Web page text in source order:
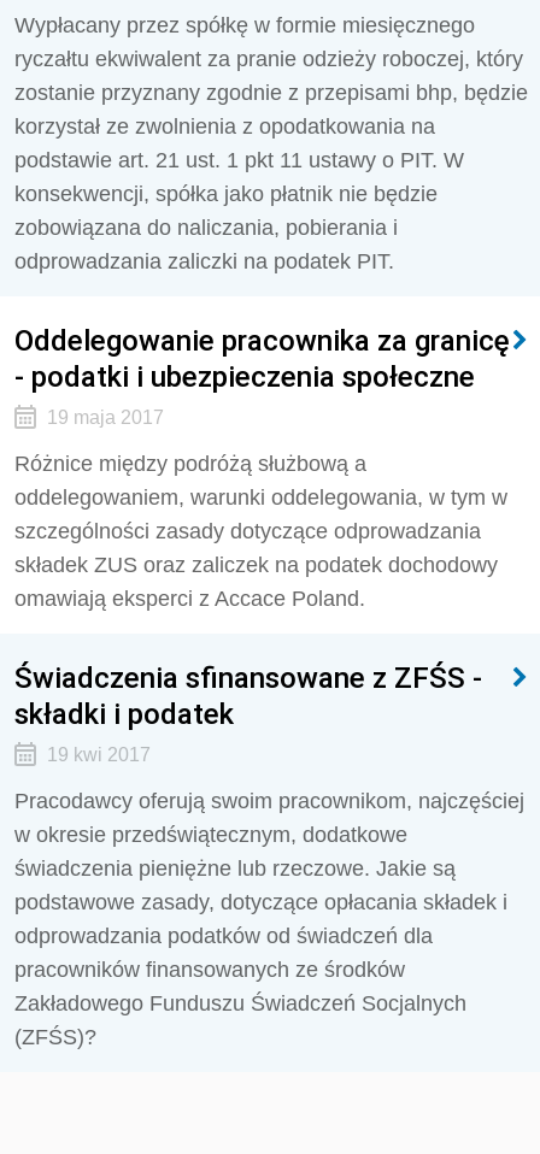
Wypłacany przez spółkę w formie miesięcznego
ryczałtu ekwiwalent za pranie odzieży roboczej, który
zostanie przyznany zgodnie z przepisami bhp, będzie
korzystał ze zwolnienia z opodatkowania na
podstawie art. 21 ust. 1 pkt 11 ustawy o PIT. W
konsekwencji, spółka jako płatnik nie będzie
zobowiązana do naliczania, pobierania i
odprowadzania zaliczki na podatek PIT.
Oddelegowanie pracownika za granicę
- podatki i ubezpieczenia społeczne
19 maja 2017
Różnice między podróżą służbową a
oddelegowaniem, warunki oddelegowania, w tym w
szczególności zasady dotyczące odprowadzania
składek ZUS oraz zaliczek na podatek dochodowy
omawiają eksperci z Accace Poland.
Świadczenia sfinansowane z ZFŚS -
składki i podatek
19 kwi 2017
Pracodawcy oferują swoim pracownikom, najczęściej
w okresie przedświątecznym, dodatkowe
świadczenia pieniężne lub rzeczowe. Jakie są
podstawowe zasady, dotyczące opłacania składek i
odprowadzania podatków od świadczeń dla
pracowników finansowanych ze środków
Zakładowego Funduszu Świadczeń Socjalnych
(ZFŚS)?